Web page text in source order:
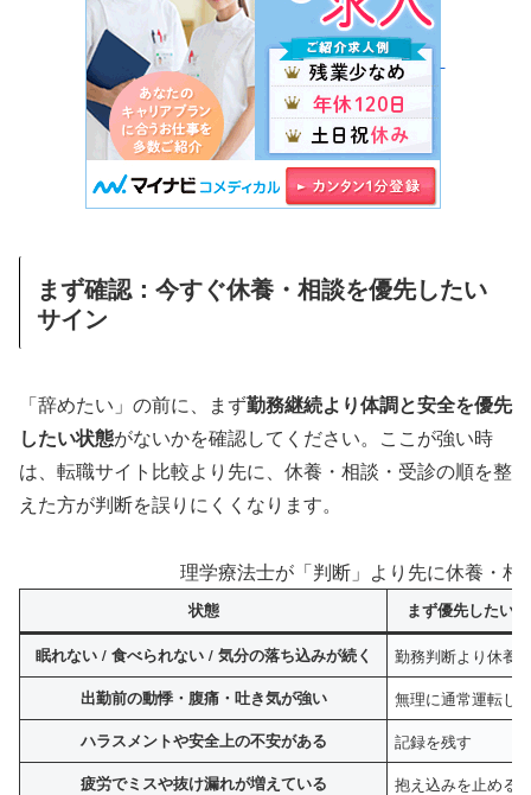
まず確認：今すぐ休養・相談を優先したい
サイン
「辞めたい」の前に、まず勤務継続より体調と安全を優先
したい状態がないかを確認してください。ここが強い時
は、転職サイト比較より先に、休養・相談・受診の順を整
えた方が判断を誤りにくくなります。
理学療法士が「判断」より先に休養・相
状態 まず優先したい
眠れない / 食べられない / 気分の落ち込みが続く 勤務判断より休養
出勤前の動悸・腹痛・吐き気が強い 無理に通常運転し
ハラスメントや安全上の不安がある 記録を残す
疲労でミスや抜け漏れが増えている 抱え込みを止める